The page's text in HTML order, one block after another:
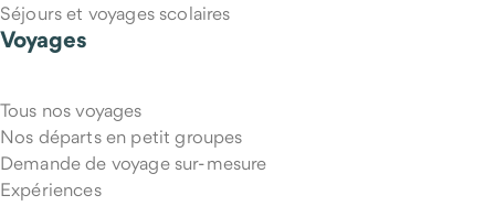
Puis-je annuler mon voyage si mes projets changent ?
Séjours et voyages scolaires
Voyages
Tous nos voyages
Nos départs en petit groupes
Demande de voyage sur-mesure
Expériences